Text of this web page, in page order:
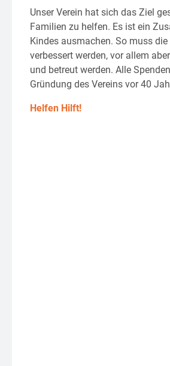
Unser Verein hat sich das Ziel
Familien zu helfen. Es ist ein
Kindes ausmachen. So muss
verbessert werden, vor allem
und betreut werden. Alle
Gründung des Vereins vor 40
Helfen Hilft!